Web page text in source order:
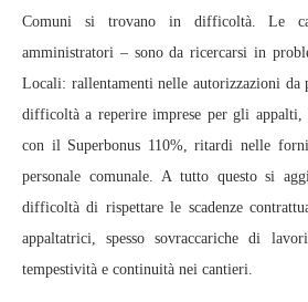
Comuni si trovano in difficoltà. Le
amministratori – sono da ricercarsi in
Locali: rallentamenti nelle autorizzazioni da
difficoltà a reperire imprese per gli appalti,
con il Superbonus 110%, ritardi nelle
personale comunale. A tutto questo si
difficoltà di rispettare le scadenze
appaltatrici, spesso sovraccariche di
tempestività e continuità nei cantieri.